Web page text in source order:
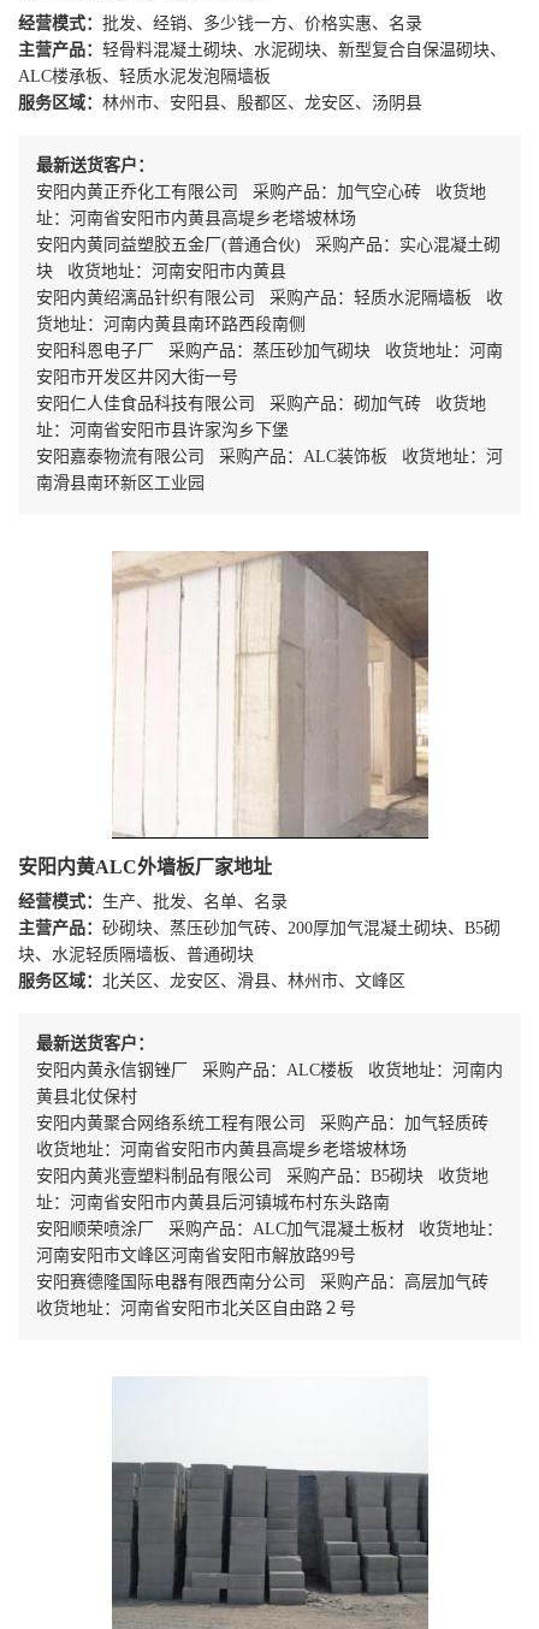
经营模式： 批发、经销、多少钱一方、价格实惠、名录
主营产品： 轻骨料混凝土砌块、水泥砌块、新型复合自保温砌块、
ALC楼承板、轻质水泥发泡隔墙板
服务区域： 林州市、安阳县、殷都区、龙安区、汤阴县
最新送货客户：
安阳内黄正乔化工有限公司 采购产品：加气空心砖 收货地
址：河南省安阳市内黄县高堤乡老塔坡林场
安阳内黄同益塑胶五金厂(普通合伙) 采购产品：实心混凝土砌
块 收货地址：河南安阳市内黄县
安阳内黄绍漓品针织有限公司 采购产品：轻质水泥隔墙板 收
货地址：河南内黄县南环路西段南侧
安阳科恩电子厂 采购产品：蒸压砂加气砌块 收货地址：河南
安阳市开发区井冈大街一号
安阳仁人佳食品科技有限公司 采购产品：砌加气砖 收货地
址：河南省安阳市县许家沟乡下堡
安阳嘉泰物流有限公司 采购产品：ALC装饰板 收货地址：河
南滑县南环新区工业园
安阳内黄ALC外墙板厂家地址
经营模式： 生产、批发、名单、名录
主营产品： 砂砌块、蒸压砂加气砖、200厚加气混凝土砌块、B5砌
块、水泥轻质隔墙板、普通砌块
服务区域： 北关区、龙安区、滑县、林州市、文峰区
最新送货客户：
安阳内黄永信钢锉厂 采购产品：ALC楼板 收货地址：河南内
黄县北仗保村
安阳内黄聚合网络系统工程有限公司 采购产品：加气轻质砖
收货地址：河南省安阳市内黄县高堤乡老塔坡林场
安阳内黄兆壹塑料制品有限公司 采购产品：B5砌块 收货地
址：河南省安阳市内黄县后河镇城布村东头路南
安阳顺荣喷涂厂 采购产品：ALC加气混凝土板材 收货地址：
河南安阳市文峰区河南省安阳市解放路99号
安阳赛德隆国际电器有限西南分公司 采购产品：高层加气砖
收货地址：河南省安阳市北关区自由路２号